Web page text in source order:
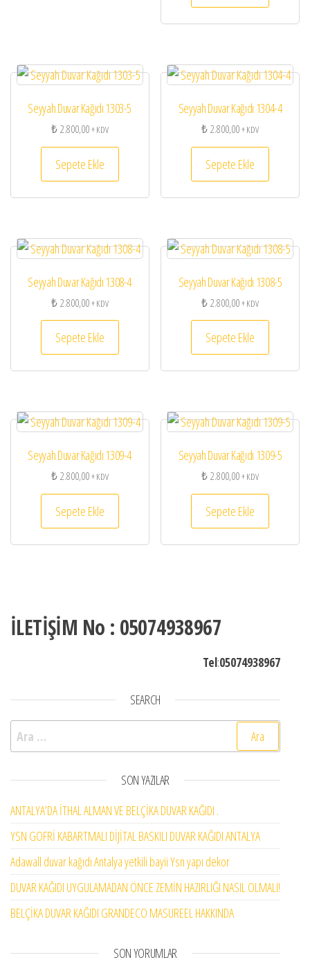
Seyyah Duvar Kağıdı 1303-5
₺2.800,00+ KDV
Sepete Ekle
Seyyah Duvar Kağıdı 1304-4
₺2.800,00+ KDV
Sepete Ekle
Seyyah Duvar Kağıdı 1308-4
₺2.800,00+ KDV
Sepete Ekle
Seyyah Duvar Kağıdı 1308-5
₺2.800,00+ KDV
Sepete Ekle
Seyyah Duvar Kağıdı 1309-4
₺2.800,00+ KDV
Sepete Ekle
Seyyah Duvar Kağıdı 1309-5
₺2.800,00+ KDV
Sepete Ekle
İLETİŞİM No : 05074938967
Tel:05074938967
SEARCH
Arama:
SON YAZILAR
ANTALYA’DA İTHAL ALMAN VE BELÇİKA DUVAR KAĞIDI .
YSN GOFRİ KABARTMALI DİJİTAL BASKILI DUVAR KAĞIDI ANTALYA
Adawall duvar kağıdı Antalya yetkili bayii Ysn yapı dekor
DUVAR KAĞIDI UYGULAMADAN ÖNCE ZEMİN HAZIRLIĞI NASIL OLMALI!
BELÇİKA DUVAR KAĞIDI GRANDECO MASUREEL HAKKINDA
SON YORUMLAR